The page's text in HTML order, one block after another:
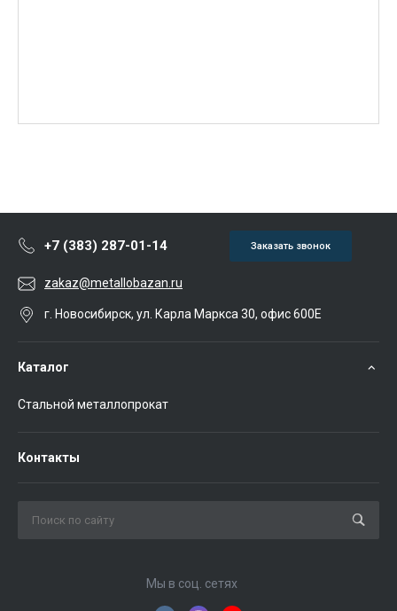
+7 (383) 287-01-14 Заказать звонок
zakaz@metallobazan.ru
г. Новосибирск, ул. Карла Маркса 30, офис 600Е
Каталог
Стальной металлопрокат
Контакты
Мы в соц. сетях